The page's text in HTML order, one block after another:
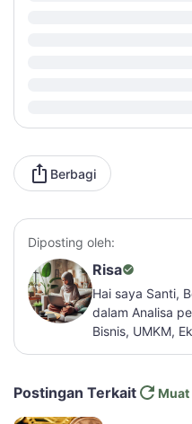
Berbagi
Diposting oleh:
Risa
Hai saya Santi,
dalam Analisa
Bisnis, UMKM,
Postingan Terkait Muat